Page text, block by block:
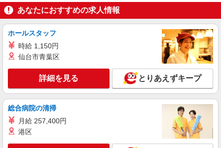
福島市 最寄り駅：福島
キープ 詳細を見る
アルバイト パート
日研トータルソーシング株式会社 メディカルケア事業部/仙台オフィ
ス【看護助手】
看護助手（ナースエイド）
時給1,200円 ★週払いOK（規定あり） ※給与
福島県福島市 【最寄駅】福島交通飯坂線「上
松川」駅
あなたにおすすめの求人情報
ホールスタッフ
時給 1,150円
仙台市青葉区
詳細を見る とりあえずキープ
総合病院の清掃
月給 257,400円
港区